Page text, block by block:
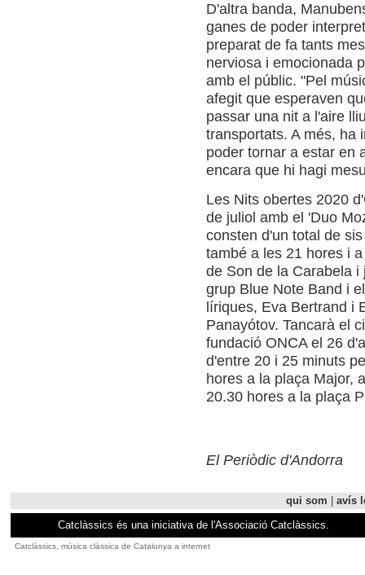
D'altra banda,
ganes de poder
preparat de fa tants
nerviosa i emocionada
amb el públic. "Pel
afegit que esperaven
passar una nit a l'aire
transportats. A més, ha
poder tornar a estar en
encara que hi hagi
Les Nits obertes 2020
de juliol amb el 'Duo
consten d'un total de
també a les 21 hores i
de Son de la Carabela
grup Blue Note Band i
líriques, Eva Bertrand i
Panayótov. Tancarà el
fundació ONCA el 26
d'entre 20 i 25 minuts
hores a la plaça Major,
20.30 hores a la plaça
El Periòdic d'Andorra
qui som | avís
Catclàssics és una iniciativa de l'Associació Catclàssics.
Catclàssics, música clàssica de Catalunya a internet